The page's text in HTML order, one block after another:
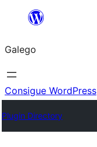
Saltar
contido
Galego
Consigue WordPress
Plugin Directory